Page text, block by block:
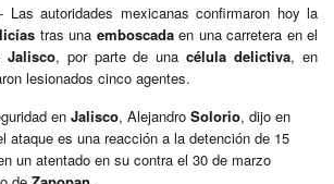
Las autoridades mexicanas confirmaron hoy la
tras una emboscadaen una carretera en el
Jalisco, por parte de unacélula delictiva, en
lesionados cinco agentes.
en Jalisco, Alejandro Solorio, dijo en
ataque es una reacción a la detención de 15
un atentado en su contra el 30 de marzo